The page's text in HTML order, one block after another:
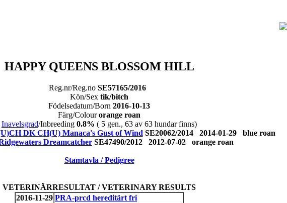
HAPPY QUEENS BLOSSOM HILL
Reg.nr/Reg.no SE57165/2016
Kön/Sex tik/bitch
Födelsedatum/Born 2016-10-13
Färg/Colourorange roan
Inavelsgrad/Inbreeding 0.8% ( 5 gen., 63 av 63 hundar finns)
DK CH(U) Manaca's Gust of Wind SE20062/2014 2014-01-29 blue roan
DreamcatcherSE47490/2012 2012-07-02 orange roan
Stamtavla / Pedigree
VETERINÄRRESULTAT / VETERINARY RESULTS
2016-11-29 PRA-prcd hereditärt fri